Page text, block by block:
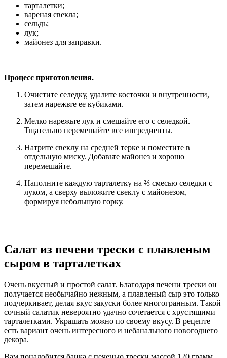
тарталетки;
вареная свекла;
сельдь;
лук;
майонез для заправки.
Процесс приготовления.
Очистите селедку, удалите косточки и внутренности,
затем нарежьте ее кубиками.
Мелко нарежьте лук и смешайте его с селедкой.
Тщательно перемешайте все ингредиенты.
Натрите свеклу на средней терке и поместите в
отдельную миску. Добавьте майонез и хорошо
перемешайте.
Наполните каждую тарталетку на ⅔ смесью селедки с
луком, а сверху выложите свеклу с майонезом,
формируя небольшую горку.
Салат из печени трески с плавленым
сыром в тарталетках
Очень вкусный и простой салат. Благодаря печени трески он
получается необычайно нежным, а плавленый сыр это только
подчеркивает, делая вкус закуски более многогранным. Такой
сочный салатик невероятно удачно сочетается с хрустящими
тарталетками. Украшать можно по своему вкусу. В рецепте
есть вариант очень интересного и небанального новогоднего
декора.